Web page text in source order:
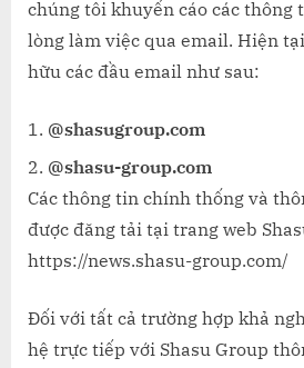
chúng tôi khuyến cáo các thông
lòng làm việc qua email. Hiện
hữu các đầu email như sau:
@shasugroup.com
@shasu-group.com
Các thông tin chính thống và
được đăng tải tại trang web
https://news.shasu-group.com/
Đối với tất cả trường hợp khả
hệ trực tiếp với Shasu Group